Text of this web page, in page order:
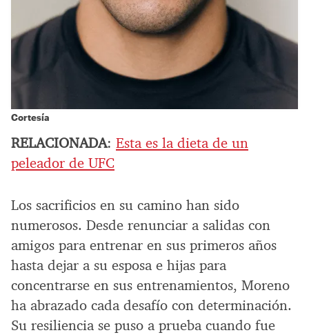
Cortesía
RELACIONADA: Esta es la dieta de un
peleador de UFC
Los sacrificios en su camino han sido
numerosos. Desde renunciar a salidas con
amigos para entrenar en sus primeros años
hasta dejar a su esposa e hijas para
concentrarse en sus entrenamientos, Moreno
ha abrazado cada desafío con determinación.
Su resiliencia se puso a prueba cuando fue